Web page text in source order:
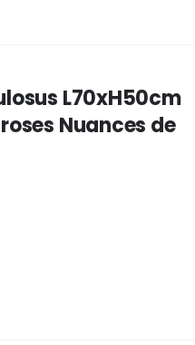
L70xH50cm
Nuances de